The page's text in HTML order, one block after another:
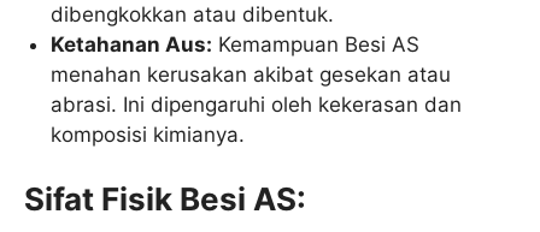
dibengkokkan atau dibentuk.
Ketahanan Aus: Kemampuan Besi AS
menahan kerusakan akibat gesekan atau
abrasi. Ini dipengaruhi oleh kekerasan dan
komposisi kimianya.
Sifat Fisik Besi AS: